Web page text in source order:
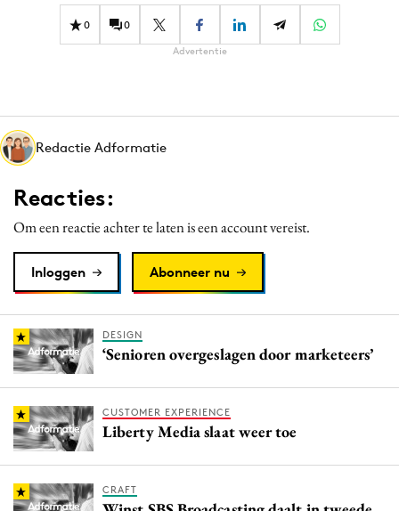
Gedragsverandering
Influencer marketing
Media
Merkstrategie
PR
Programmatic
Purpose Marketing
Reputatie & crisis
0 0
Advertentie
Redactie Adformatie
Reacties:
Om een reactie achter te laten is een account vereist.
Inloggen Abonneer nu
DESIGN
‘Senioren overgeslagen door marketeers’
CUSTOMER EXPERIENCE
Liberty Media slaat weer toe
CRAFT